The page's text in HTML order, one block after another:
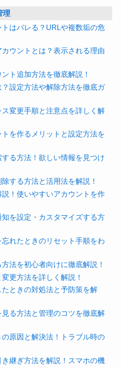
理
はバレる？URLや複数垢の危
ウントとは？表示される理由
ト追加方法を徹底解説！
設定方法や解除方法を徹底ガ
変更手順と注意点を詳しく解
を作るメリットと設定方法を
る方法！欲しい情報を見つけ
する方法と活用法を解説！
！使いやすいアカウントを作
を設定・カスタマイズする方
れたときのリセット手順をわ
法を初心者向けに徹底解説！
更方法を詳しく解説！
ときの対処法と予防策を解
る方法と管理のコツを徹底解
原因と解決法！トラブル時の
継ぎ方法を解説！スマホの機